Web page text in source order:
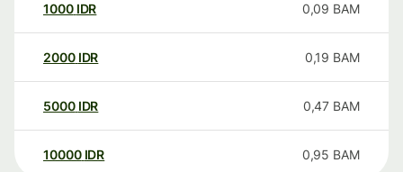
1000 IDR 0,09 BAM
2000 IDR 0,19 BAM
5000 IDR 0,47 BAM
10000 IDR 0,95 BAM